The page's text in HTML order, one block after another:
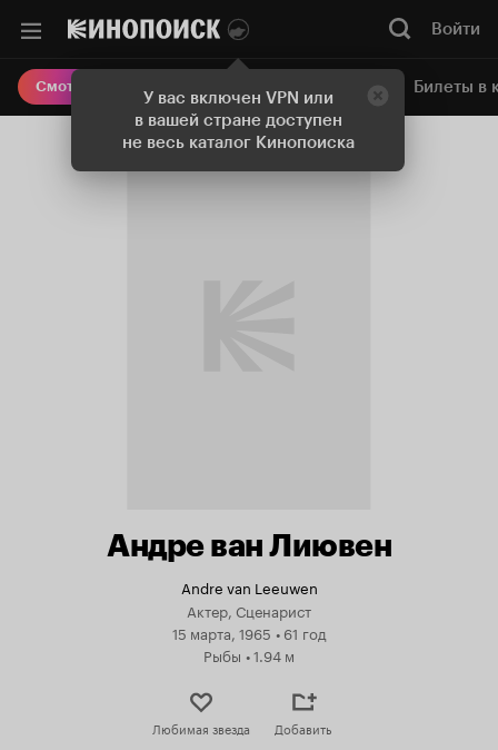
У вас включен VPN или
в вашей стране доступен
не весь каталог Кинопоиска
Войти
Смотреть кино Онлайн-кинотеатр Билеты в
Андре ван Лиювен
Andre van Leeuwen
Актер, Сценарист
15 марта, 1965 • 61 год
Рыбы •1.94 м
Любимая звезда Добавить